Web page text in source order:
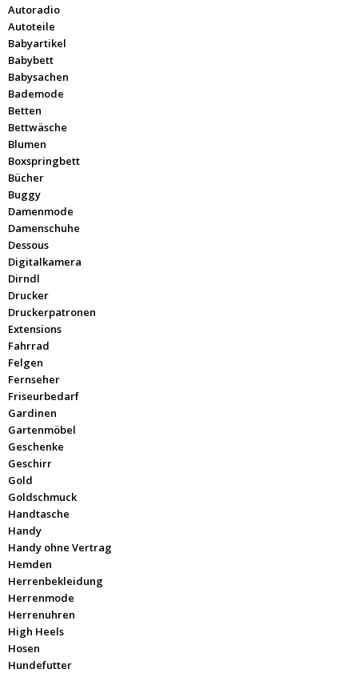
Autoradio
Autoteile
Babyartikel
Babybett
Babysachen
Bademode
Betten
Bettwäsche
Blumen
Boxspringbett
Bücher
Buggy
Damenmode
Damenschuhe
Dessous
Digitalkamera
Dirndl
Drucker
Druckerpatronen
Extensions
Fahrrad
Felgen
Fernseher
Friseurbedarf
Gardinen
Gartenmöbel
Geschenke
Geschirr
Gold
Goldschmuck
Handtasche
Handy
Handy ohne Vertrag
Hemden
Herrenbekleidung
Herrenmode
Herrenuhren
High Heels
Hosen
Hundefutter